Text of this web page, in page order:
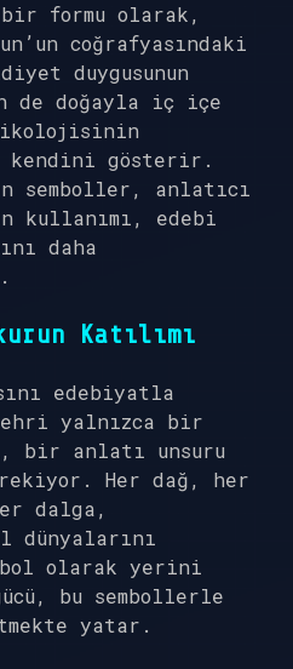
bir formu olarak,
coğrafyasındaki
duygusunun
de doğayla iç içe
kendini gösterir.
semboller, anlatıcı
kullanımı, edebi
daha
Katılımı
edebiyatla
yalnızca bir
bir anlatı unsuru
Her dağ, her
dalga,
olarak yerini
bu sembollerle
yatar.